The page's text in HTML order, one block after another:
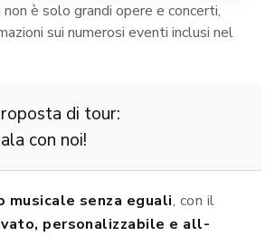
è solo grandi opere e concerti,
sui numerosi eventi inclusi nel
di tour:
con noi!
musicale senza eguali, con il
personalizzabile e all-